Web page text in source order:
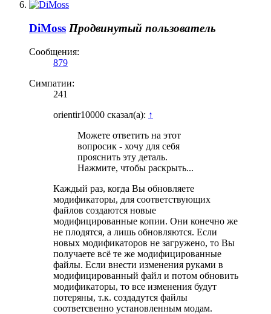
DiMoss Продвинутый пользователь
Сообщения:
879
Симпатии:
241
orientir10000 сказал(а): ↑
Можете ответить на этот
вопросик - хочу для себя
прояснить эту деталь.
Нажмите, чтобы раскрыть...
Каждый раз, когда Вы обновляете
модификаторы, для соответствующих
файлов создаются новые
модифицированные копии. Они конечно же
не плодятся, а лишь обновляются. Если
новых модификаторов не загружено, то Вы
получаете всё те же модифицированные
файлы. Если внести изменения руками в
модифицированный файл и потом обновить
модификаторы, то все изменения будут
потеряны, т.к. создадутся файлы
соответсвенно установленным модам.